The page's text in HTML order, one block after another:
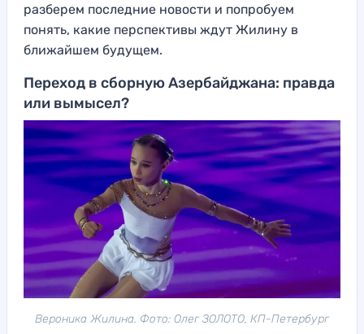
разберем последние новости и попробуем
понять, какие перспективы ждут Жилину в
ближайшем будущем.
Переход в сборную Азербайджана: правда
или вымысел?
Вероника Жилина. Фото: Олег ЗОЛОТО, КП-Петербург